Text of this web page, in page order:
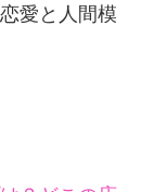
愛と人間模